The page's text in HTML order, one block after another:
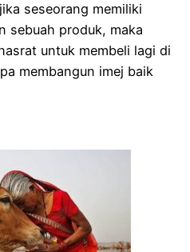
seseorang memiliki
sebuah produk, maka
untuk membeli lagi di
membangun imej baik